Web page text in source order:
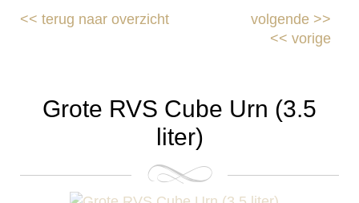
<<terug naar overzicht volgende>>
<< vorige
Grote RVS Cube Urn (3.5
liter)